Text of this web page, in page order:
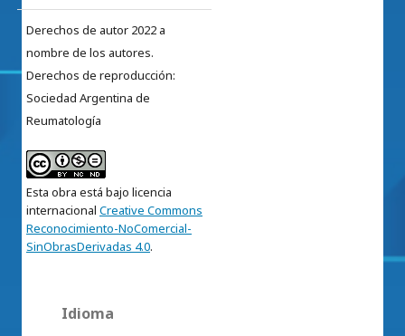
Derechos de autor 2022 a
nombre de los autores.
Derechos de reproducción:
Sociedad Argentina de
Reumatología
Esta obra está bajo licencia
internacional Creative Commons
Reconocimiento-NoComercial-
SinObrasDerivadas 4.0.
Idioma